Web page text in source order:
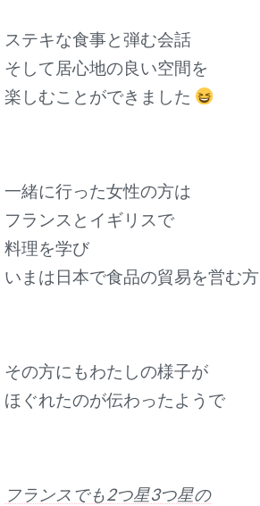
ステキな食事と弾む会話
そして居心地の良い空間を
楽しむことができました
一緒に行った女性の方は
フランスとイギリスで
料理を学び
いまは日本で食品の貿易を営む方
その方にもわたしの様子が
ほぐれたのが伝わったようで
フランスでも2つ星3つ星の